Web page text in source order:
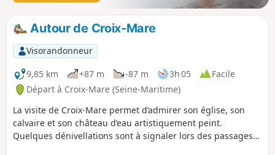
Autour de Croix-Mare
Visorandonneur
9,85 km
+87 m -87 m 3h 05
Facile
Départ à Croix-Mare (Seine-Maritime)
La visite de Croix-Mare permet d’admirer son église, son
calvaire et son château d’eau artistiquement peint.
Quelques dénivellations sont à signaler lors des passages